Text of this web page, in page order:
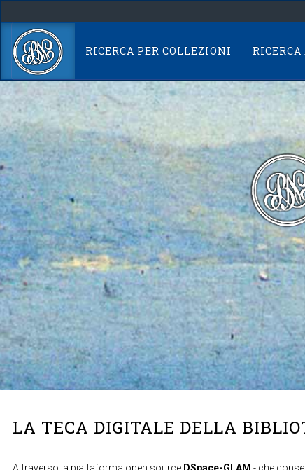
navigation
RICERCA PER COLLEZIONI RICERCA
LA TECA DIGITALE DELLA